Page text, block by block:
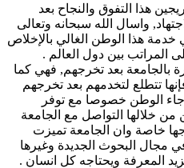
هذا التفوق والنجاح بعد
واسال الله سبحانه وتعالى
هذا الوطن الغالي بالإخلاص
المراتب بين دول العالم .
بالجامعة بعد تخرجهم, فهي كما
تتطلع لتخدمهم بعد تخرجهم
الوطن خصوصا مع توفر
من خلالها التواصل مع الجامعة
خاصة وان الجامعة تميزت
مجال البحوث الجديدة وغيرها
المعرفة ويحتاجه كل انسان .